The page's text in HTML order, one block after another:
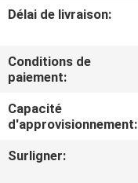
CONTACTEZ-
NOUVELLES
UNE
Délai de livraison:
Conditions de
paiement:
Capacité
d'approvisionnement:
Surligner: